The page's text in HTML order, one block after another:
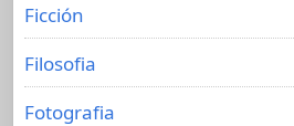
Ficción
Filosofia
Fotografia